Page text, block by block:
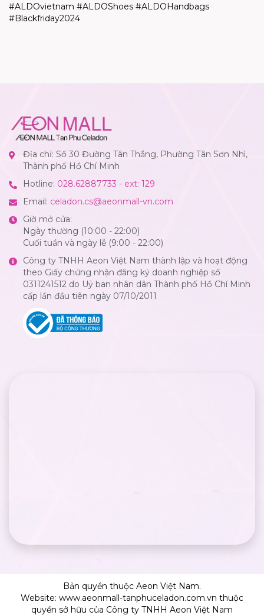
#ALDOvietnam #ALDOShoes #ALDOHandbags
#Blackfriday2024
Địa chỉ: Số 30 Đường Tân Thắng, Phường Tân Sơn Nhì,
Thành phố Hồ Chí Minh
Hotline: 028.62887733 - ext: 129
Email: celadon.cs@aeonmall-vn.com
Giờ mở cửa:
Ngày thường (10:00 - 22:00)
Cuối tuần và ngày lễ (9:00 - 22:00)
Công ty TNHH Aeon Việt Nam thành lập và hoạt động
theo Giấy chứng nhận đăng ký doanh nghiệp số
0311241512 do Uỷ ban nhân dân Thành phố Hồ Chí Minh
cấp lần đầu tiên ngày 07/10/2011
Bản quyền thuộc Aeon Việt Nam.
Website: www.aeonmall-tanphuceladon.com.vn thuộc
quyền sở hữu của Công ty TNHH Aeon Việt Nam